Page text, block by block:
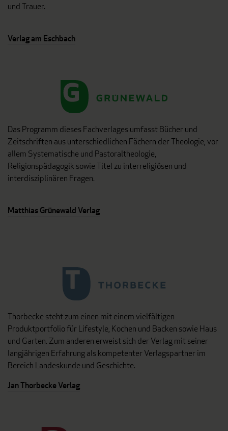
und Trauer.
Verlag am Eschbach
Das Programm dieses Fachverlages umfasst Bücher und
Zeitschriften aus unterschiedlichen Fächern der Theologie, vor
allem Systematische und Pastoraltheologie,
Religionspädagogik sowie Titel zu interreligiösen und
interdisziplinären Fragen.
Matthias Grünewald Verlag
Thorbecke steht zum einen mit einem vielfältigen
Produktportfolio für Lifestyle, Kochen und Backen sowie Haus
und Garten. Zum anderen erweist sich der Verlag mit seiner
langjährigen Erfahrung als kompetenter Verlagspartner im
Bereich Landeskunde und Geschichte.
Jan Thorbecke Verlag